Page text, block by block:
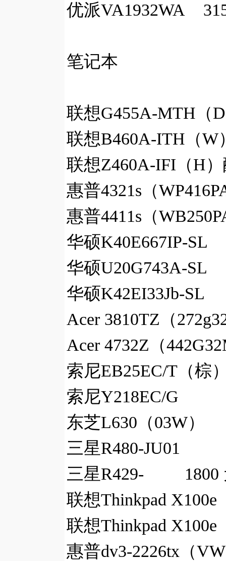
优派VA1932WA
笔记本
联想G455A-MTH
联想B460A-ITH（
联想Z460A-IFI（H
惠普4321s（
惠普4411s（
华硕K40E667IP-
华硕U20G743A-
华硕K42EI33Jb-
Acer 3810TZ（
Acer 4732Z（
索尼EB25EC/T（
索尼Y218EC/G
东芝L630（03W
三星R480-JU01
三星R429- 1800
联想Thinkpad
联想Thinkpad X100e
惠普dv3-2226tx（